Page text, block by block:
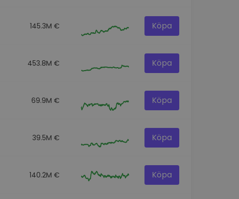
145.3M € Köpa
453.8M € Köpa
69.9M € Köpa
39.5M € Köpa
140.2M € Köpa